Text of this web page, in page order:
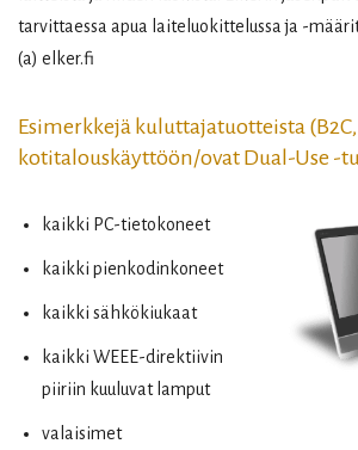
tarvittaessa apua laiteluokittelussa ja -
(a) elker.fi
Esimerkkejä kuluttajatuotteista
kotitalouskäyttöön/ovat Dual-Use -
kaikki PC-tietokoneet
kaikki pienkodinkoneet
kaikki sähkökiukaat
kaikki WEEE-direktiivin
piiriin kuuluvat lamput
valaisimet